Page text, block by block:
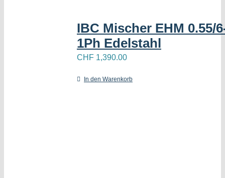
IBC Mischer EHM 0.55/
1Ph Edelstahl
CHF 1,390.00
In den Warenkorb